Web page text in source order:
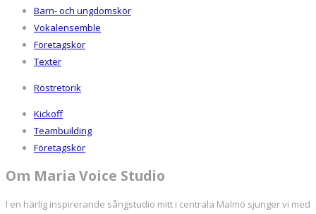
Barn- och ungdomskör
Vokalensemble
Företagskör
Texter
Röstretorik
Kickoff
Teambuilding
Företagskör
Om Maria Voice Studio
I en härlig inspirerande sångstudio mitt i centrala Malmö sjunger vi med